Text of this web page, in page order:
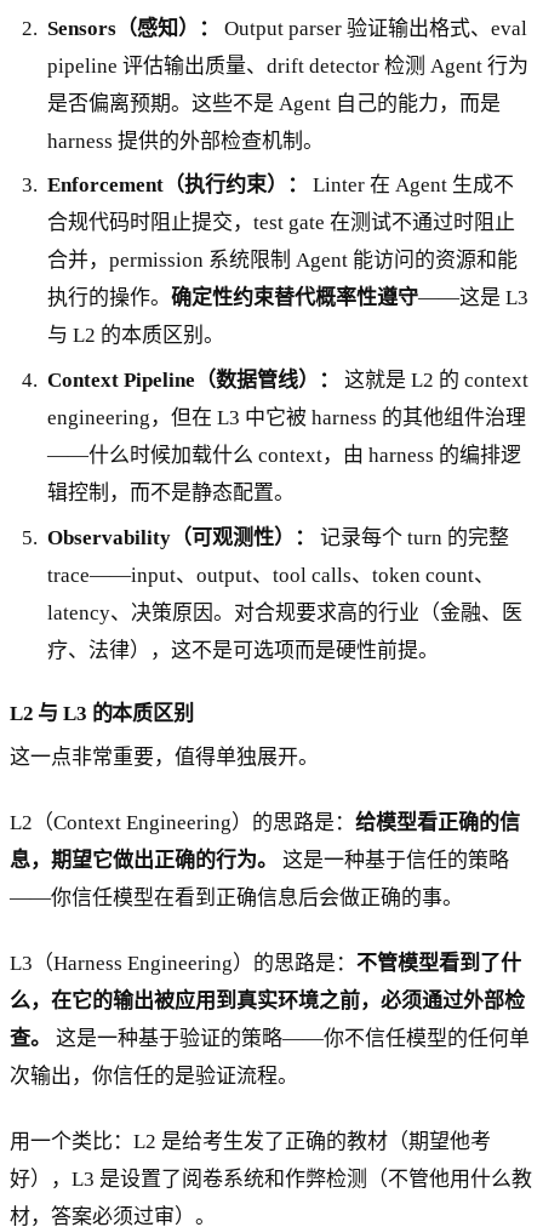
Sensors（感知）：
Output parser 验证输出格式、eval
pipeline 评估输出质量、drift detector 检测 Agent 行为
是否偏离预期。这些不是 Agent 自己的能力，而是
harness 提供的外部检查机制。
Enforcement（执行约束）：
Linter 在 Agent 生成不
合规代码时阻止提交，test gate 在测试不通过时阻止
合并，permission 系统限制 Agent 能访问的资源和能
执行的操作。确定性约束替代概率性遵守——这是 L3
与 L2 的本质区别。
Context Pipeline（数据管线）：
这就是 L2 的 context
engineering，但在 L3 中它被 harness 的其他组件治理
——什么时候加载什么 context，由 harness 的编排逻
辑控制，而不是静态配置。
Observability（可观测性）：
记录每个 turn 的完整
trace——input、output、tool calls、token count、
latency、决策原因。对合规要求高的行业（金融、医
疗、法律），这不是可选项而是硬性前提。
L2 与 L3 的本质区别
这一点非常重要，值得单独展开。
L2（Context Engineering）的思路是： 给模型看正确的信
息，期望它做出正确的行为。
这是一种基于信任的策略
——你信任模型在看到正确信息后会做正确的事。
L3（Harness Engineering）的思路是： 不管模型看到了什
么，在它的输出被应用到真实环境之前，必须通过外部检
查。
这是一种基于验证的策略——你不信任模型的任何单
次输出，你信任的是验证流程。
用一个类比：L2 是给考生发了正确的教材（期望他考
好），L3 是设置了阅卷系统和作弊检测（不管他用什么教
材，答案必须过审）。